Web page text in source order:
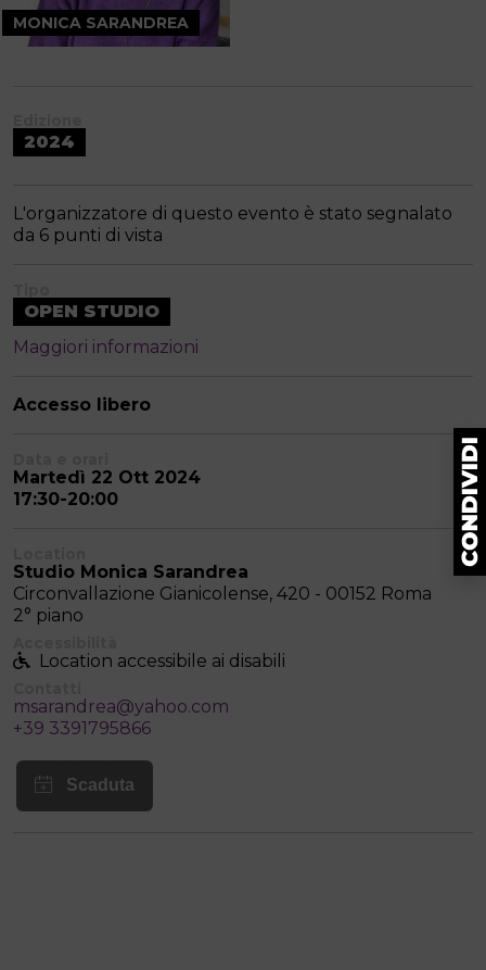
MONICA SARANDREA
2024
L'organizzatore di questo evento è stato segnalato
da 6 punti di vista
OPEN STUDIO
Maggiori informazioni
Accesso libero
Martedì 22 Ott 2024
17:30-20:00
Studio Monica Sarandrea
Circonvallazione Gianicolense, 420 - 00152 Roma
2° piano
Location accessibile ai disabili
msarandrea@yahoo.com
+39 3391795866